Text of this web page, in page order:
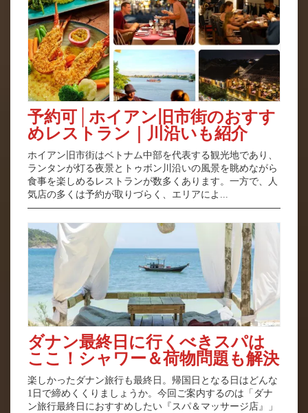
予約可│ホイアン旧市街のおすす
めレストラン｜川沿いも紹介
ホイアン旧市街はベトナム中部を代表する観光地であり、
ランタンが灯る夜景とトゥボン川沿いの風景を眺めながら
食事を楽しめるレストランが数多くあります。一方で、人
気店の多くは予約が取りづらく、エリアによ...
ダナン最終日に行くべきスパは
ここ！シャワー＆荷物問題も解決
楽しかったダナン旅行も最終日。帰国日となる日はどんな
1日で締めくくりましょうか。今回ご案内するのは「ダナ
ン旅行最終日におすすめしたい『スパ＆マッサージ店』」